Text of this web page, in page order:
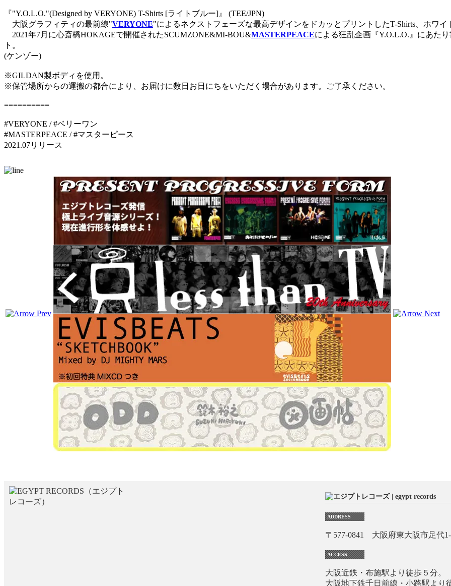
『"Y.O.L.O."(Designed by VERYONE) T-Shirts [ライトブルー]』 (TEE/JPN)
大阪グラフィティの最前線"VERYONE"によるネクストフェーズな最高デザインをドカッとプリントしたT-Shirts、ホワ
2021年7月に心斎橋HOKAGEで開催されたSCUMZONE&MI-BOU&MASTERPEACEによる狂乱企画『Y.O.L.O.』にあた
ト。
(ケンゾー)
※GILDAN製ボディを使用。
※保管場所からの運搬の都合により、お届けに数日お日にちをいただく場合があります。ご了承ください。
==========
#VERYONE / #ベリーワン
#MASTERPEACE / #マスターピース
2021.07リリース
ADDRESS
〒577-0841 大阪府東大阪市足代1-
ACCESS
大阪近鉄・布施駅より徒歩５分。
大阪地下鉄千日前線・小路駅より